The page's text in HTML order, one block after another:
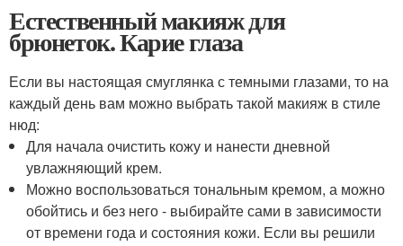
Естественный макияж для
брюнеток. Карие глаза
Если вы настоящая смуглянка с темными глазами, то на
каждый день вам можно выбрать такой макияж в стиле
нюд:
Для начала очистить кожу и нанести дневной
увлажняющий крем.
Можно воспользоваться тональным кремом, а можно
обойтись и без него - выбирайте сами в зависимости
от времени года и состояния кожи. Если вы решили